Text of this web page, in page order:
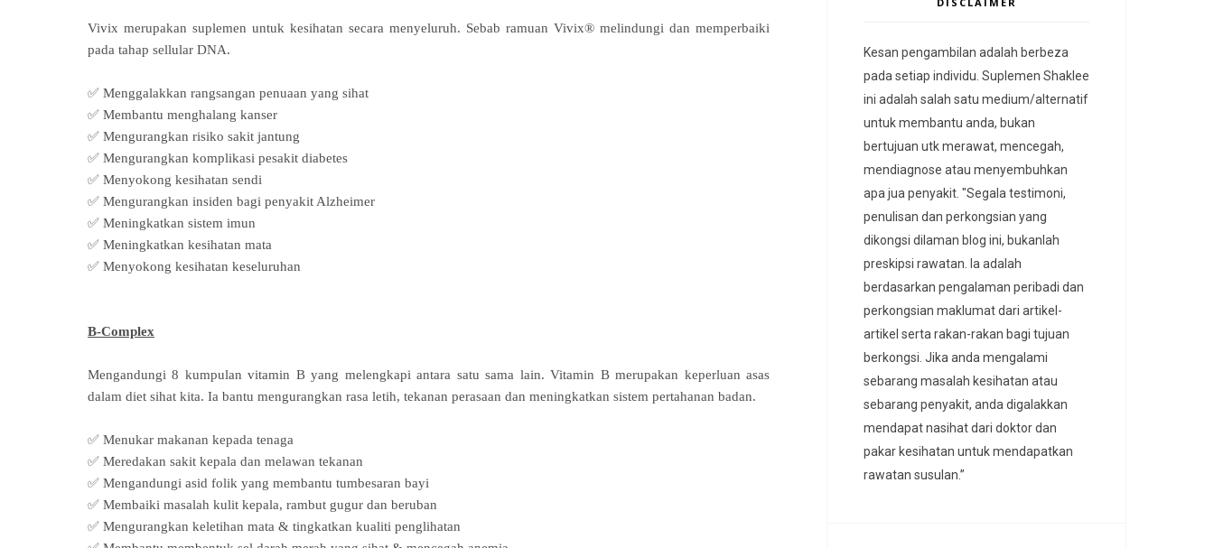
Vivix merupakan suplemen untuk kesihatan secara menyeluruh. Sebab ramuan Vivix® melindungi dan memperbaiki
pada tahap sellular DNA.
✅ Menggalakkan rangsangan penuaan yang sihat
✅ Membantu menghalang kanser
✅ Mengurangkan risiko sakit jantung
✅ Mengurangkan komplikasi pesakit diabetes
✅ Menyokong kesihatan sendi
✅ Mengurangkan insiden bagi penyakit Alzheimer
✅ Meningkatkan sistem imun
✅ Meningkatkan kesihatan mata
✅ Menyokong kesihatan keseluruhan
B-Complex
Mengandungi 8 kumpulan vitamin B yang melengkapi antara satu sama lain. Vitamin B merupakan keperluan asas
dalam diet sihat kita. Ia bantu mengurangkan rasa letih, tekanan perasaan dan meningkatkan sistem pertahanan badan.
✅ Menukar makanan kepada tenaga
✅ Meredakan sakit kepala dan melawan tekanan
✅ Mengandungi asid folik yang membantu tumbesaran bayi
✅ Membaiki masalah kulit kepala, rambut gugur dan beruban
✅ Mengurangkan keletihan mata & tingkatkan kualiti penglihatan
Kesan pengambilan adalah berbeza
pada setiap individu. Suplemen Shaklee
ini adalah salah satu medium/alternatif
untuk membantu anda, bukan
bertujuan utk merawat, mencegah,
mendiagnose atau menyembuhkan
apa jua penyakit. "Segala testimoni,
penulisan dan perkongsian yang
dikongsi dilaman blog ini, bukanlah
preskipsi rawatan. Ia adalah
berdasarkan pengalaman peribadi dan
perkongsian maklumat dari artikel-
artikel serta rakan-rakan bagi tujuan
berkongsi. Jika anda mengalami
sebarang masalah kesihatan atau
sebarang penyakit, anda digalakkan
mendapat nasihat dari doktor dan
pakar kesihatan untuk mendapatkan
rawatan susulan.”